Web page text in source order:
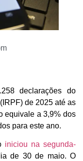
declarações do
de 2025 até as
equivale a 3,9% dos
para este ano.
iniciou na segunda-
de 30 de maio. O